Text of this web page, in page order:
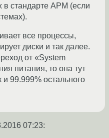
стандарте APM (если
все процессы,
диски и так далее.
от «System
питания, то она тут
99.999% остального
07:23: